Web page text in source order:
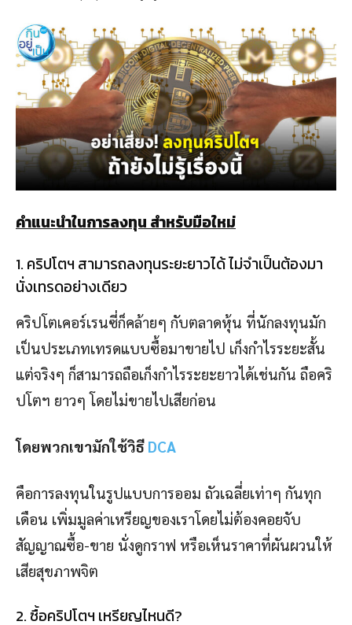
คำแนะนำในการลงทุน สำหรับมือใหม่
1. คริปโตฯ สามารถลงทุนระยะยาวได้ ไม่จำเป็นต้องมา
นั่งเทรดอย่างเดียว
คริปโตเคอร์เรนซี่ก็คล้ายๆ กับตลาดหุ้น ที่นักลงทุนมัก
เป็นประเภทเทรดแบบซื้อมาขายไป เก็งกำไรระยะสั้น
แต่จริงๆ ก็สามารถถือเก็งกำไรระยะยาวได้เช่นกัน ถือคริ
ปโตฯ ยาวๆ โดยไม่ขายไปเสียก่อน
โดยพวกเขามักใช้วิธี DCA
คือการลงทุนในรูปแบบการออม ถัวเฉลี่ยเท่าๆ กันทุก
เดือน เพิ่มมูลค่าเหรียญของเราโดยไม่ต้องคอยจับ
สัญญาณซื้อ-ขาย นั่งดูกราฟ หรือเห็นราคาที่ผันผวนให้
เสียสุขภาพจิต
2. ซื้อคริปโตฯ เหรียญไหนดี?